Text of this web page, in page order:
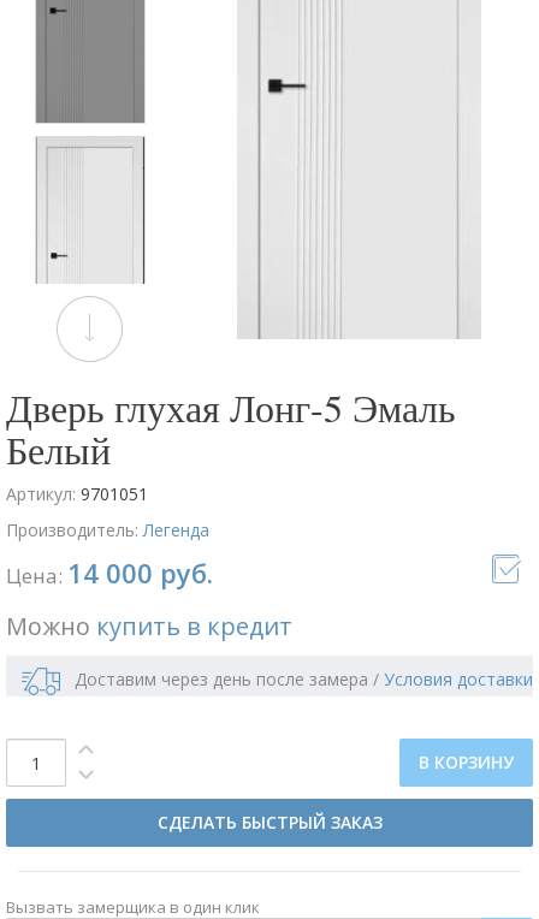
Дверь глухая Лонг-5 Эмаль
Белый
Артикул: 9701051
Производитель:Легенда
Цена: 14 000 руб.
Можно купить в кредит
Доставим через день после замера / Условия доставки
В КОРЗИНУ
СДЕЛАТЬ БЫСТРЫЙ ЗАКАЗ
Вызвать замерщика в один клик